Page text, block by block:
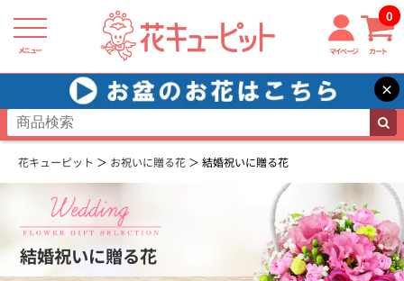
メニュー マイページ カート
0
×
花キューピット お祝いに贈る花 結婚祝いに贈る花
結婚祝いに贈る花